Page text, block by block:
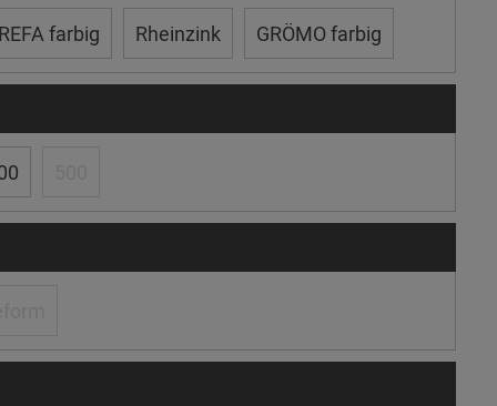
farbig Rheinzink GRÖMO farbig